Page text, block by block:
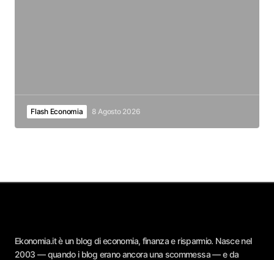
Flash Economia 8 Agosto 2026
Ekonomia.it è un blog di economia, finanza e risparmio. Nasce nel
2003 — quando i blog erano ancora una scommessa — e da